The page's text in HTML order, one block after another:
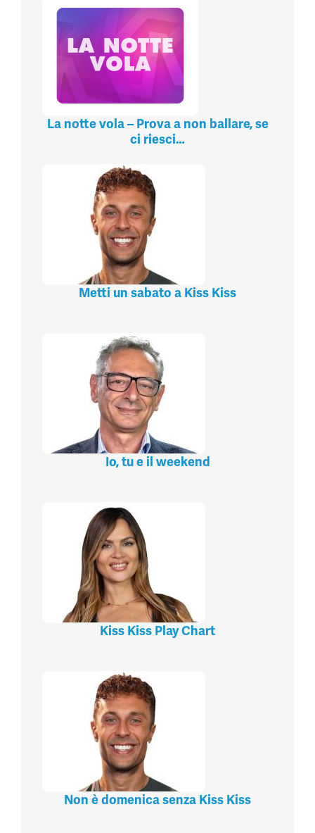
La notte vola – Prova a non ballare, se
ci riesci…
Metti un sabato a Kiss Kiss
Io, tu e il weekend
Kiss Kiss Play Chart
Non è domenica senza Kiss Kiss